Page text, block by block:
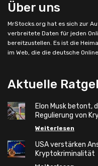
Über uns
MrStocks.org hat es sich zur
verbreitete Daten für jeden
bereitzustellen. Es ist die
im Web, die die deutsche
Aktuelle
Elon Musk betont,
Regulierung von
Weiterlesen
USA verstärken
Kryptokriminalität